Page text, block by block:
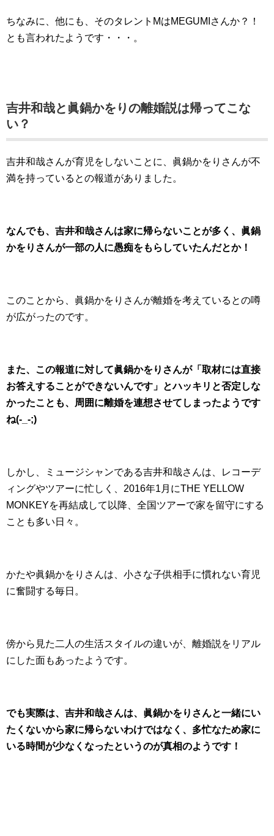
ちなみに、他にも、そのタレントMはMEGUMIさんか？！
とも言われたようです・・・。
吉井和哉と眞鍋かをりの離婚説は帰ってこな
い？
吉井和哉さんが育児をしないことに、眞鍋かをりさんが不
満を持っているとの報道がありました。
なんでも、吉井和哉さんは家に帰らないことが多く、眞鍋
かをりさんが一部の人に愚痴をもらしていたんだとか！
このことから、眞鍋かをりさんが離婚を考えているとの噂
が広がったのです。
また、この報道に対して眞鍋かをりさんが「取材には直接
お答えすることができないんです」とハッキリと否定しな
かったことも、周囲に離婚を連想させてしまったようです
ね(-_-;)
しかし、ミュージシャンである吉井和哉さんは、レコーデ
ィングやツアーに忙しく、2016年1月にTHE YELLOW
MONKEYを再結成して以降、全国ツアーで家を留守にする
ことも多い日々。
かたや眞鍋かをりさんは、小さな子供相手に慣れない育児
に奮闘する毎日。
傍から見た二人の生活スタイルの違いが、離婚説をリアル
にした面もあったようです。
でも実際は、吉井和哉さんは、眞鍋かをりさんと一緒にい
たくないから家に帰らないわけではなく、多忙なため家に
いる時間が少なくなったというのが真相のようです！